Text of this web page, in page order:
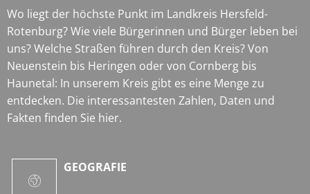
Wo liegt der höchste Punkt im Landkreis Hersfeld-
Rotenburg? Wie viele Bürgerinnen und Bürger leben bei
uns? Welche Straßen führen durch den Kreis? Von
Neuenstein bis Heringen oder von Cornberg bis
Haunetal: In unserem Kreis gibt es eine Menge zu
entdecken. Die interessantesten Zahlen, Daten und
Fakten finden Sie hier.
GEOGRAFIE